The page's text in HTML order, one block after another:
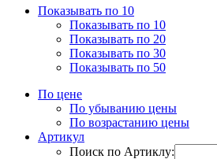
Показывать по 10
Показывать по 10
Показывать по 20
Показывать по 30
Показывать по 50
По цене
По убыванию цены
По возрастанию цены
Артикул
Поиск по Артиклу: